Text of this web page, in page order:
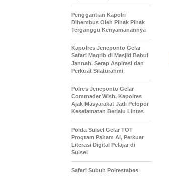
Penggantian Kapolri
Dihembus Oleh Pihak Pihak
Terganggu Kenyamanannya
Kapolres Jeneponto Gelar
Safari Magrib di Masjid Babul
Jannah, Serap Aspirasi dan
Perkuat Silaturahmi
Polres Jeneponto Gelar
Commader Wish, Kapolres
Ajak Masyarakat Jadi Pelopor
Keselamatan Berlalu Lintas
Polda Sulsel Gelar TOT
Program Paham AI, Perkuat
Literasi Digital Pelajar di
Sulsel
Safari Subuh Polrestabes